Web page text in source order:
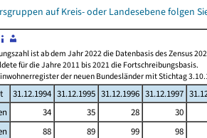
auf Kreis- oder Landesebene folgen
ist ab dem Jahr 2022 die Datenbasis des Zensus
für die Jahre 2011 bis 2021 die Fortschreibungsbasis.
der neuen Bundesländer mit Stichtag
31.12.1994 31.12.1995 31.12.1996 31.12.1997
34 35 28 30
88 89 99 98